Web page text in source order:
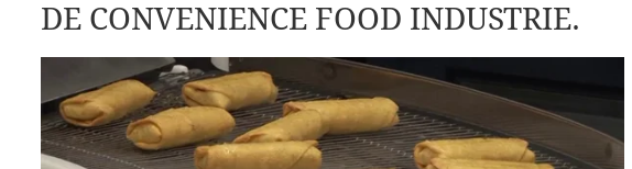
DE CONVENIENCE FOOD INDUSTRIE.